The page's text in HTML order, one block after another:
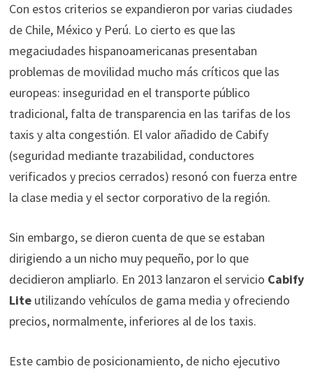
Con estos criterios se expandieron por varias ciudades
de Chile, México y Perú. Lo cierto es que las
megaciudades hispanoamericanas presentaban
problemas de movilidad mucho más críticos que las
europeas: inseguridad en el transporte público
tradicional, falta de transparencia en las tarifas de los
taxis y alta congestión. El valor añadido de Cabify
(seguridad mediante trazabilidad, conductores
verificados y precios cerrados) resonó con fuerza entre
la clase media y el sector corporativo de la región.
Sin embargo, se dieron cuenta de que se estaban
dirigiendo a un nicho muy pequeño, por lo que
decidieron ampliarlo. En 2013 lanzaron el servicio Cabify
Liteutilizando vehículos de gama media y ofreciendo
precios, normalmente, inferiores al de los taxis.
Este cambio de posicionamiento, de nicho ejecutivo